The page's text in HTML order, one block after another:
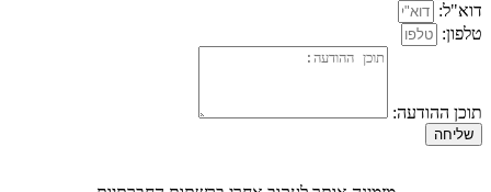
דוא"ל:
טלפון:
תוכן ההודעה:
שליחה